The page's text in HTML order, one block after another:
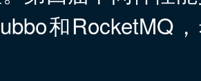
和RocketMQ